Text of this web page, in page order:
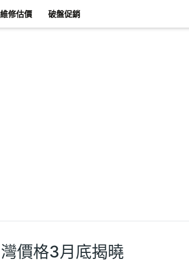
維修估價 破盤促銷
價格3月底揭曉